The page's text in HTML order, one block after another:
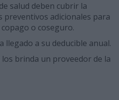
salud deben cubrir la
preventivos adicionales para
o coseguro.
llegado a su deducible anual.
brinda un proveedor de la